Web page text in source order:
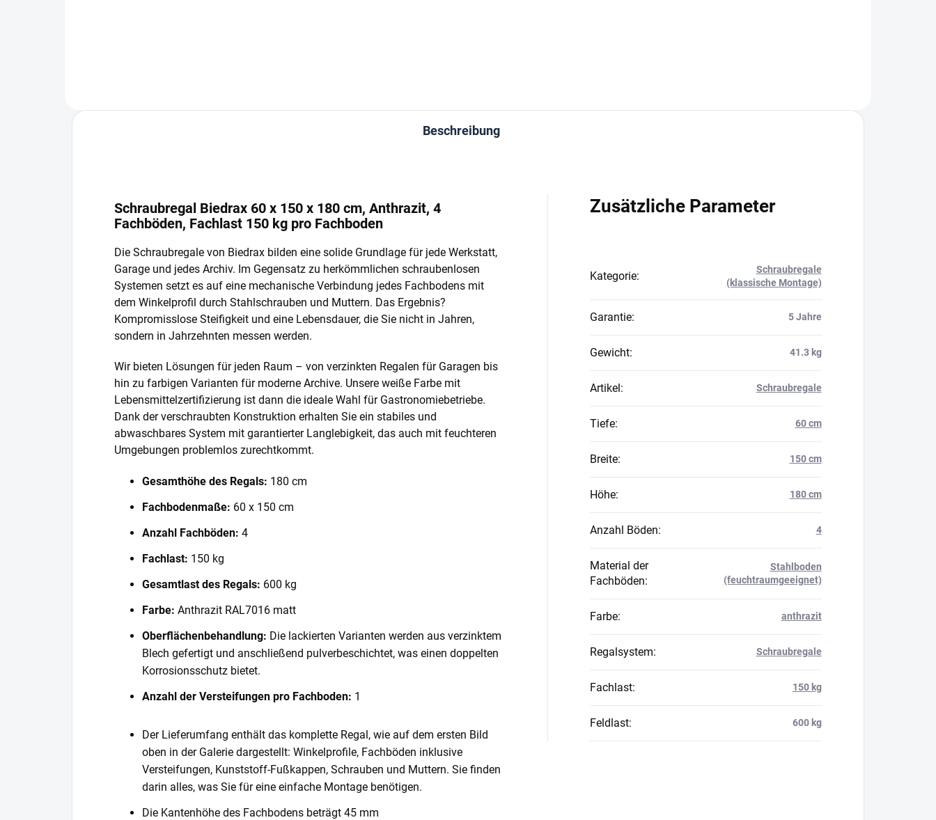
Beschreibung
Schraubregal Biedrax 60 x 150 x 180 cm, Anthrazit, 4
Fachböden, Fachlast 150 kg pro Fachboden
Die Schraubregale von Biedrax bilden eine solide Grundlage für jede Werkstatt,
Garage und jedes Archiv. Im Gegensatz zu herkömmlichen schraubenlosen
Systemen setzt es auf eine mechanische Verbindung jedes Fachbodens mit
dem Winkelprofil durch Stahlschrauben und Muttern. Das Ergebnis?
Kompromisslose Steifigkeit und eine Lebensdauer, die Sie nicht in Jahren,
sondern in Jahrzehnten messen werden.
Wir bieten Lösungen für jeden Raum – von verzinkten Regalen für Garagen bis
hin zu farbigen Varianten für moderne Archive. Unsere weiße Farbe mit
Lebensmittelzertifizierung ist dann die ideale Wahl für Gastronomiebetriebe.
Dank der verschraubten Konstruktion erhalten Sie ein stabiles und
abwaschbares System mit garantierter Langlebigkeit, das auch mit feuchteren
Umgebungen problemlos zurechtkommt.
Gesamthöhe des Regals: 180 cm
Fachbodenmaße: 60 x 150 cm
Anzahl Fachböden: 4
Fachlast: 150 kg
Gesamtlast des Regals: 600 kg
Farbe: Anthrazit RAL7016 matt
Oberflächenbehandlung: Die lackierten Varianten werden aus verzinktem
Blech gefertigt und anschließend pulverbeschichtet, was einen doppelten
Korrosionsschutz bietet.
Anzahl der Versteifungen pro Fachboden: 1
Der Lieferumfang enthält das komplette Regal, wie auf dem ersten Bild
oben in der Galerie dargestellt: Winkelprofile, Fachböden inklusive
Versteifungen, Kunststoff-Fußkappen, Schrauben und Muttern. Sie finden
darin alles, was Sie für eine einfache Montage benötigen.
Die Kantenhöhe des Fachbodens beträgt 45 mm
Zusätzliche Parameter
Kategorie:
Schraubregale
(klassische Montage)
Garantie: 5 Jahre
Gewicht: 41.3 kg
Artikel: Schraubregale
Tiefe: 60 cm
Breite: 150 cm
Höhe: 180 cm
Anzahl Böden: 4
Material der
Fachböden:
Stahlboden
(feuchtraumgeeignet)
Farbe: anthrazit
Regalsystem: Schraubregale
Fachlast: 150 kg
Feldlast: 600 kg